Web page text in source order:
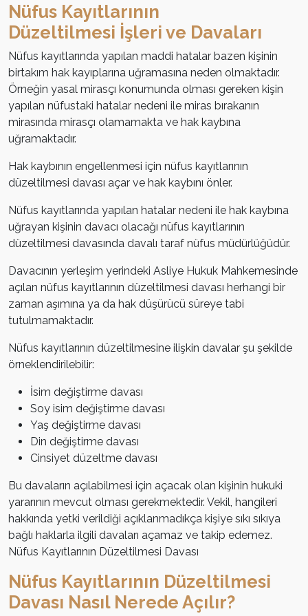
Nüfus Kayıtlarının
Düzeltilmesi İşleri ve Davaları
Nüfus kayıtlarında yapılan maddi hatalar bazen kişinin
birtakım hak kayıplarına uğramasına neden olmaktadır.
Örneğin yasal mirasçı konumunda olması gereken kişin
yapılan nüfustaki hatalar nedeni ile miras bırakanın
mirasında mirasçı olamamakta ve hak kaybına
uğramaktadır.
Hak kaybının engellenmesi için nüfus kayıtlarının
düzeltilmesi davası açar ve hak kaybını önler.
Nüfus kayıtlarında yapılan hatalar nedeni ile hak kaybına
uğrayan kişinin davacı olacağı nüfus kayıtlarının
düzeltilmesi davasında davalı taraf nüfus müdürlüğüdür.
Davacının yerleşim yerindeki Asliye Hukuk Mahkemesinde
açılan nüfus kayıtlarının düzeltilmesi davası herhangi bir
zaman aşımına ya da hak düşürücü süreye tabi
tutulmamaktadır.
Nüfus kayıtlarının düzeltilmesine ilişkin davalar şu şekilde
örneklendirilebilir:
İsim değiştirme davası
Soy isim değiştirme davası
Yaş değiştirme davası
Din değiştirme davası
Cinsiyet düzeltme davası
Bu davaların açılabilmesi için açacak olan kişinin hukuki
yararının mevcut olması gerekmektedir. Vekil, hangileri
hakkında yetki verildiği açıklanmadıkça kişiye sıkı sıkıya
bağlı haklarla ilgili davaları açamaz ve takip edemez.
Nüfus Kayıtlarının Düzeltilmesi Davası
Nüfus Kayıtlarının Düzeltilmesi
Davası Nasıl Nerede Açılır?